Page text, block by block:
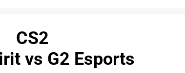
CS2
vs G2 Esports